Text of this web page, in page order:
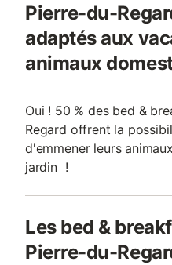
Pierre-du-
adaptés aux
animaux
Oui ! 50 % des bed &
Regard offrent la
d'emmener leurs
jardin !
Les bed &
Pierre-du-